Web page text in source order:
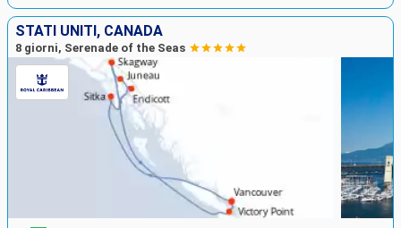
STATI UNITI, CANADA
8 giorni, Serenade of the Seas